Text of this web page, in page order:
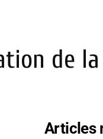
de
Articles